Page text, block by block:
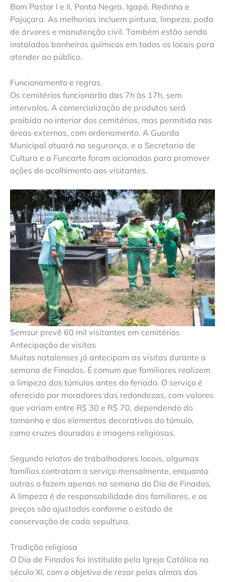
Bom Pastor I e II, Ponta Negra, Igapó, Redinha e
Pajuçara. As melhorias incluem pintura, limpeza, poda
de árvores e manutenção civil. Também estão sendo
instalados banheiros químicos em todos os locais para
atender ao público.
Funcionamento e regras
Os cemitérios funcionarão das 7h às 17h, sem
intervalos. A comercialização de produtos será
proibida no interior dos cemitérios, mas permitida nas
áreas externas, com ordenamento. A Guarda
Municipal atuará na segurança, e a Secretaria de
Cultura e a Funcarte foram acionadas para promover
ações de acolhimento aos visitantes.
Semsur prevê 60 mil visitantes em cemitérios
Antecipação de visitas
Muitos natalenses já antecipam as visitas durante a
semana de Finados. É comum que familiares realizem
a limpeza dos túmulos antes do feriado. O serviço é
oferecido por moradores das redondezas, com valores
que variam entre R$ 30 e R$ 70, dependendo do
tamanho e dos elementos decorativos do túmulo,
como cruzes douradas e imagens religiosas.
Segundo relatos de trabalhadores locais, algumas
famílias contratam o serviço mensalmente, enquanto
outras o fazem apenas na semana do Dia de Finados.
A limpeza é de responsabilidade dos familiares, e os
preços são ajustados conforme o estado de
conservação de cada sepultura.
Tradição religiosa
O Dia de Finados foi instituído pela Igreja Católica no
século XI, com o objetivo de rezar pelas almas dos